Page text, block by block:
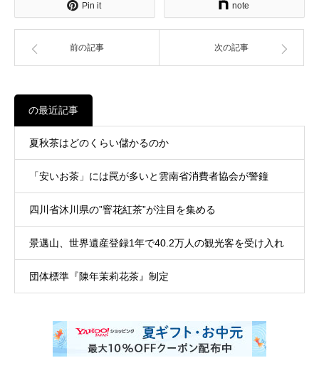
Pin it note
前の記事 次の記事
の最近記事
夏秋茶はどのくらい儲かるのか
「安いお茶」には罠が多いと雲南省消費者協会が警鐘
四川省沐川県の”窨花紅茶”が注目を集める
景邁山、世界遺産登録1年で40.2万人の観光客を受け入れ
団体標準『陳年茉莉花茶』制定